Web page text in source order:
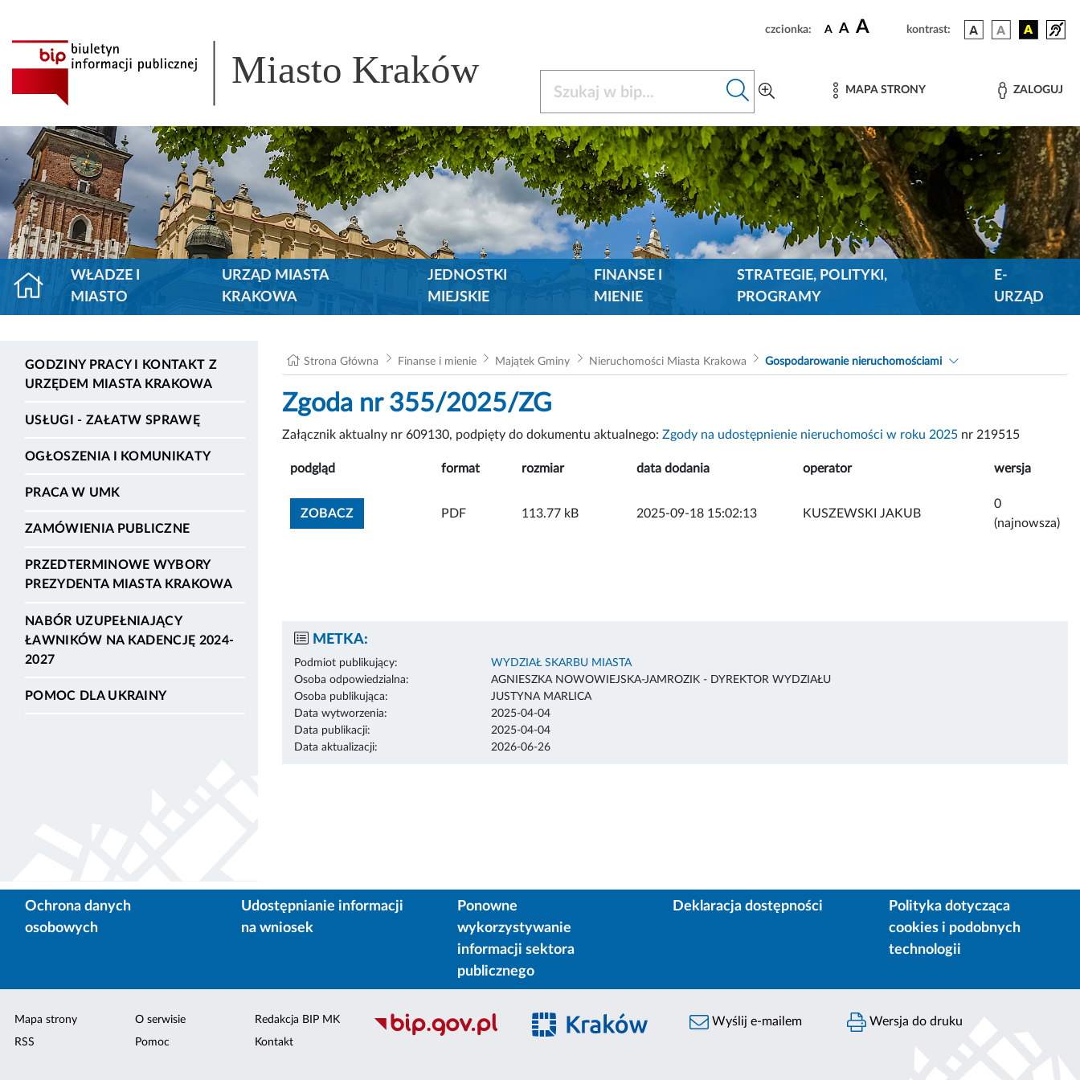
czcionka: A A A kontrast:
Miasto Kraków MAPA STRONY ZALOGUJ
WŁADZE I
MIASTO
URZĄD MIASTA
KRAKOWA
JEDNOSTKI
MIEJSKIE
FINANSE I
MIENIE
STRATEGIE, POLITYKI,
PROGRAMY
E-
URZĄD
GODZINY PRACY I KONTAKT Z
URZĘDEM MIASTA KRAKOWA
USŁUGI - ZAŁATW SPRAWĘ
OGŁOSZENIA I KOMUNIKATY
PRACA W UMK
ZAMÓWIENIA PUBLICZNE
PRZEDTERMINOWE WYBORY
PREZYDENTA MIASTA KRAKOWA
NABÓR UZUPEŁNIAJĄCY
ŁAWNIKÓW NA KADENCJĘ 2024-
2027
POMOC DLA UKRAINY
Strona Główna Finanse i mienie Majątek Gminy Nieruchomości Miasta Krakowa Gospodarowanie nieruchomościami
Zgoda nr 355/2025/ZG
Załącznik aktualny nr 609130, podpięty do dokumentu aktualnego: Zgody na udostępnienie nieruchomości w roku 2025 nr 219515
podgląd format rozmiar data dodania operator wersja
ZOBACZZOBACZ ZAŁĄCZNIK
PDF 113.77 kB 2025-09-18 15:02:13 KUSZEWSKI JAKUB
0
(najnowsza)
METKA:
Podmiot publikujący:
WYDZIAŁ SKARBU MIASTA
Osoba odpowiedzialna:
AGNIESZKA NOWOWIEJSKA-JAMROZIK - DYREKTOR WYDZIAŁU
Osoba publikująca:
JUSTYNA MARLICA
Data wytworzenia:
2025-04-04
Data publikacji:
2025-04-04
Data aktualizacji:
2026-06-26
Ochrona danych
osobowych
Udostępnianie informacji
na wniosek
Ponowne
wykorzystywanie
informacji sektora
publicznego
Deklaracja dostępności
Polityka dotycząca
cookies i podobnych
technologii
Mapa strony
RSS
O serwisie
Pomoc
Redakcja BIP MK
Kontakt
Wyślij e-mailem Wersja do druku